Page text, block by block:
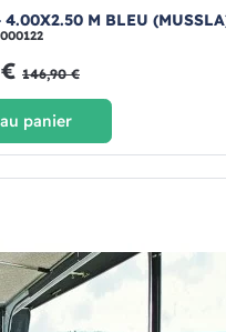
M BLEU
146,90 €
panier